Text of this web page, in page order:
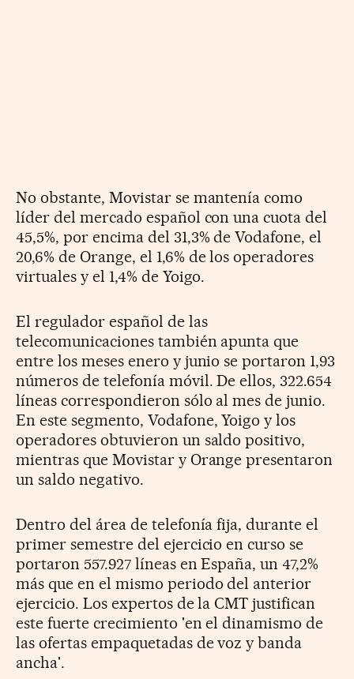
No obstante, Movistar se mantenía como
líder del mercado español con una cuota del
45,5%, por encima del 31,3% de Vodafone, el
20,6% de Orange, el 1,6% de los operadores
virtuales y el 1,4% de Yoigo.
El regulador español de las
telecomunicaciones también apunta que
entre los meses enero y junio se portaron 1,93
números de telefonía móvil. De ellos, 322.654
líneas correspondieron sólo al mes de junio.
En este segmento, Vodafone, Yoigo y los
operadores obtuvieron un saldo positivo,
mientras que Movistar y Orange presentaron
un saldo negativo.
Dentro del área de telefonía fija, durante el
primer semestre del ejercicio en curso se
portaron 557.927 líneas en España, un 47,2%
más que en el mismo periodo del anterior
ejercicio. Los expertos de la CMT justifican
este fuerte crecimiento 'en el dinamismo de
las ofertas empaquetadas de voz y banda
ancha'.